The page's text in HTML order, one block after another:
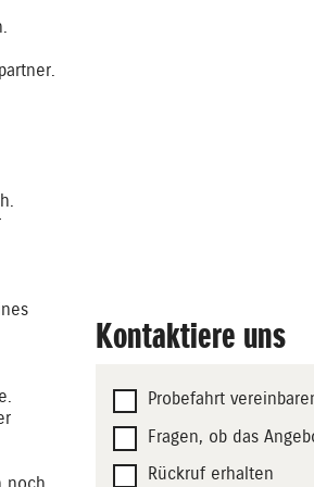
noch
Kontaktiere uns
Probefahrt
Fragen, ob das
Rückruf erhalten